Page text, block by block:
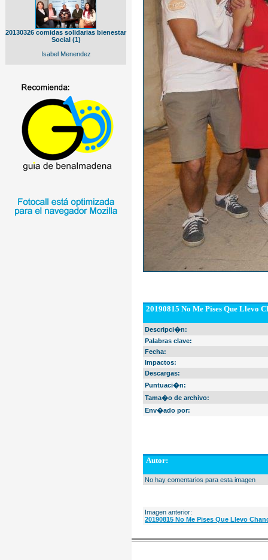
20130326 comidas solidarias bienestar
Social (1)
Isabel Menendez
20190815 No Me Pises Que Llevo
Descripci�n:
Palabras clave:
Fecha:
Impactos:
Descargas:
Puntuaci�n:
Tama�o de archivo:
Env�ado por:
Autor:
No hay comentarios para esta imagen
Imagen anterior:
20190815 No Me Pises Que Llevo